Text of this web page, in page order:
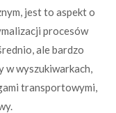
jest to aspekt o
procesów
ale bardzo
w wyszukiwarkach,
transportowymi,